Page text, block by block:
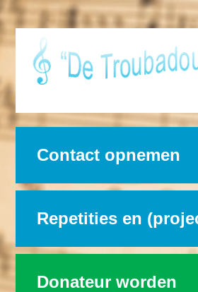
Contact opnemen
Repetities en
Donateur worden